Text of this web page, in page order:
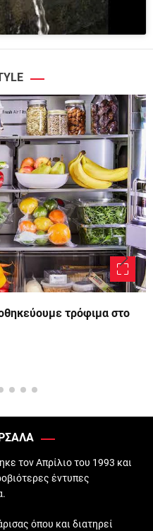
τρόφιμα στο
τον Απρίλιο του 1993 και
έντυπες
όπου και διατηρεί